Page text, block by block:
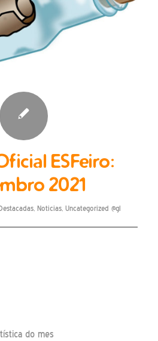
ESFeiro:
2021
, Noticias, Uncategorized @gl
do mes